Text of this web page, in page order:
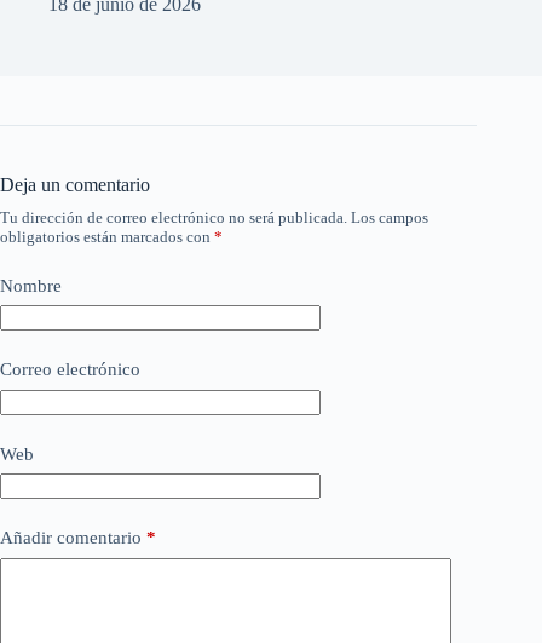
Deja un comentario
Tu dirección de correo electrónico no será publicada. Los campos
obligatorios están marcados con *
Nombre
Correo electrónico
Web
Añadir comentario *